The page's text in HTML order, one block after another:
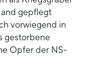
gepflegt
vorwiegend in
gestorbene
Opfer der NS-